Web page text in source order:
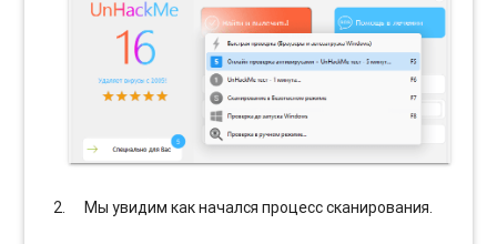
Мы увидим как начался процесс сканирования.